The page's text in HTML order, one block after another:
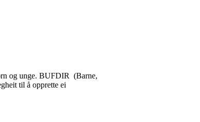
og unge. BUFDIR (Barne,
til å opprette ei